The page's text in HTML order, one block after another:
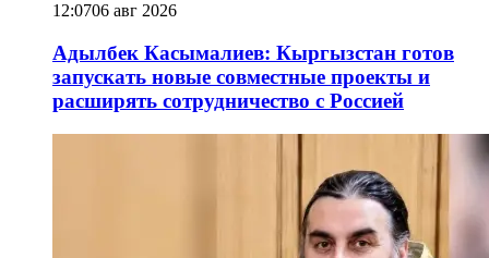
12:0706 авг 2026
Адылбек Касымалиев: Кыргызстан готов
запускать новые совместные проекты и
расширять сотрудничество с Россией